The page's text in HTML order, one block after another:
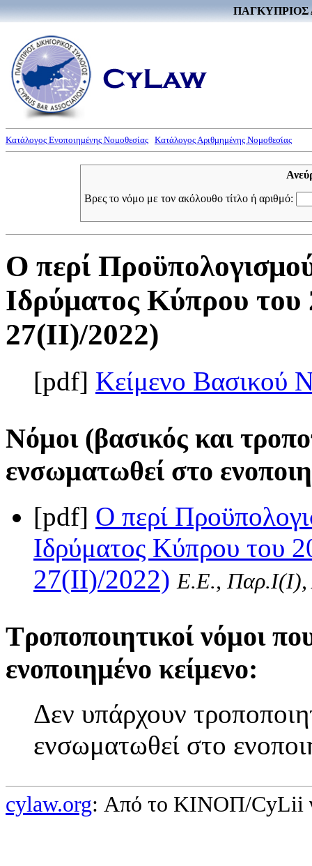
ΠΑΓΚΥΠΡΙΟΣ
Κατάλογος Ενοποιημένης Νομοθεσίας Κατάλογος Αριθμημένης Νομοθεσίας
Βρες το νόμο με τον ακόλουθο τίτλο ή αριθμό:
Ο περί
Ιδρύματος Κύπρου
27(II)/2022)
[pdf] Κείμενο Βασικού
Νόμοι (βασικός και
ενσωματωθεί στο
[pdf] Ο περί
Ιδρύματος Κύπρου του
27(II)/2022) Ε.Ε., Παρ.Ι(I),
Τροποποιητικοί νόμοι
ενοποιημένο κείμενο:
Δεν υπάρχουν
ενσωματωθεί στο
cylaw.org: Από το ΚΙΝOΠ/CyLii